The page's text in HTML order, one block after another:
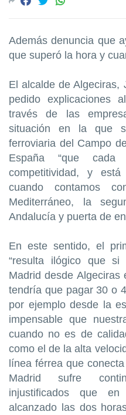
Además denuncia que
que superó la hora y
El alcalde de Algeciras,
pedido explicaciones
través de las
situación en la que
ferroviaria del Campo
España “que
competitividad, y
cuando contamos
Mediterráneo, la
Andalucía y puerta de
En este sentido, el
“resulta ilógico que
Madrid desde
tendría que pagar 30 o
por ejemplo desde la
impensable que
cuando no es de
como el de la alta
línea férrea que
Madrid sufre
injustificados que
alcanzado las dos